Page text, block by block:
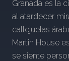
Granada es la
al atardecer
callejuelas
Martin House
se siente